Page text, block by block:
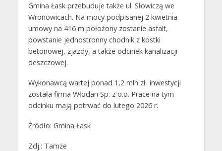
Gmina Łask przebuduje także ul. Słowiczą we
Wronowicach. Na mocy podpisanej 2 kwietnia
umowy na 416 m położony zostanie asfalt,
powstanie jednostronny chodnik z kostki
betonowej, zjazdy, a także odcinek kanalizacji
deszczowej.
Wykonawcą wartej ponad 1,2 mln zł inwestycji
została firma Włodan Sp. z o.o. Prace na tym
odcinku mają potrwać do lutego 2026 r.
Źródło: Gmina Łask
Zdj.: Tamże